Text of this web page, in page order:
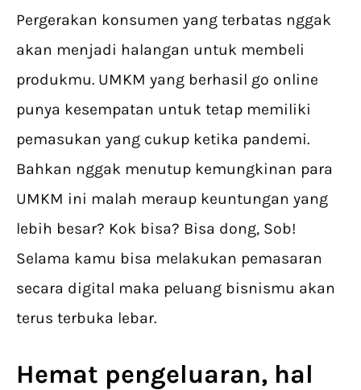
Pergerakan konsumen yang terbatas nggak
akan menjadi halangan untuk membeli
produkmu. UMKM yang berhasil go online
punya kesempatan untuk tetap memiliki
pemasukan yang cukup ketika pandemi.
Bahkan nggak menutup kemungkinan para
UMKM ini malah meraup keuntungan yang
lebih besar? Kok bisa? Bisa dong, Sob!
Selama kamu bisa melakukan pemasaran
secara digital maka peluang bisnismu akan
terus terbuka lebar.
Hemat pengeluaran, hal